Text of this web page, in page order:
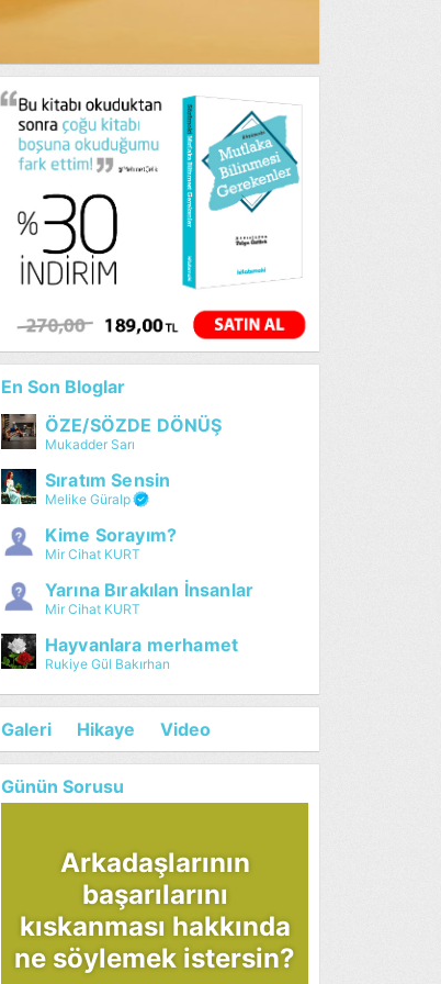
En Son Bloglar
ÖZE/SÖZDE DÖNÜŞ
Mukadder Sarı
Sıratım Sensin
Melike Güralp
Kime Sorayım?
Mir Cihat KURT
Yarına Bırakılan İnsanlar
Mir Cihat KURT
Hayvanlara merhamet
Rukiye Gül Bakırhan
Galeri Hikaye Video
Günün Sorusu
Arkadaşlarının
başarılarını
kıskanması hakkında
ne söylemek istersin?